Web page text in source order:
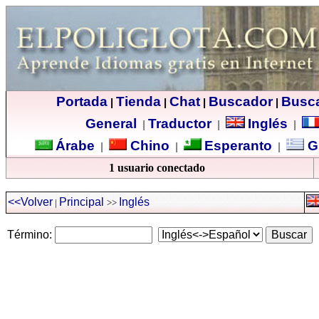
Portada| Tienda| Chat| Buscador|
General
Traductor| Inglés
Árabe Chino Esperanto
1 usuario conectado
<<Volver | Principal >> Inglés
Término: